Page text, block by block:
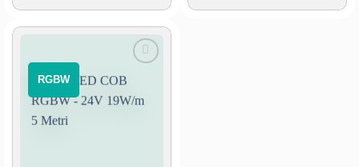
⠀RGBW⠀
Aggiungi
alla lista
dei
desideri